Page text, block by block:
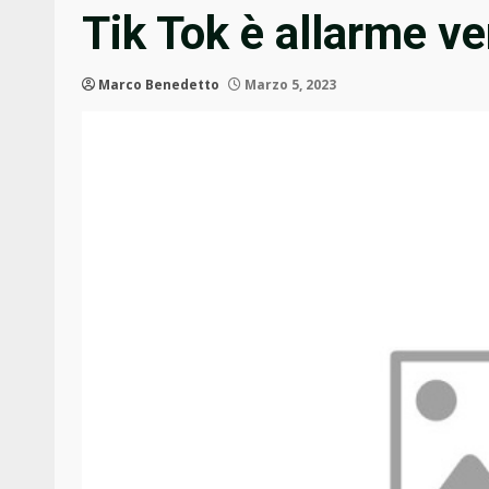
Tik Tok è allarme
Marco Benedetto Marzo 5, 2023